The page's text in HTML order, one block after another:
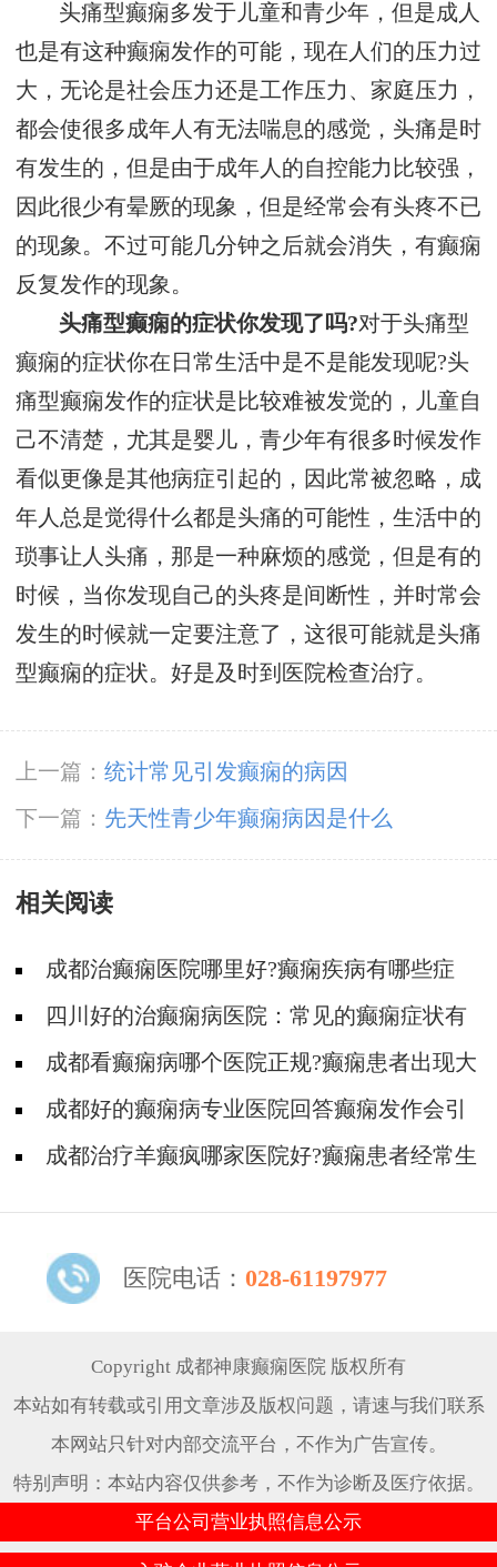
头痛型癫痫多发于儿童和青少年，但是成人
也是有这种癫痫发作的可能，现在人们的压力过
大，无论是社会压力还是工作压力、家庭压力，
都会使很多成年人有无法喘息的感觉，头痛是时
有发生的，但是由于成年人的自控能力比较强，
因此很少有晕厥的现象，但是经常会有头疼不已
的现象。不过可能几分钟之后就会消失，有癫痫
反复发作的现象。
头痛型癫痫的症状你发现了吗?对于头痛型
癫痫的症状你在日常生活中是不是能发现呢?头
痛型癫痫发作的症状是比较难被发觉的，儿童自
己不清楚，尤其是婴儿，青少年有很多时候发作
看似更像是其他病症引起的，因此常被忽略，成
年人总是觉得什么都是头痛的可能性，生活中的
琐事让人头痛，那是一种麻烦的感觉，但是有的
时候，当你发现自己的头疼是间断性，并时常会
发生的时候就一定要注意了，这很可能就是头痛
型癫痫的症状。好是及时到医院检查治疗。
上一篇： 统计常见引发癫痫的病因
下一篇： 先天性青少年癫痫病因是什么
相关阅读
成都治癫痫医院哪里好?癫痫疾病有哪些症
状? 四川好的治癫痫病医院：常见的癫痫症状有
哪些?成都看癫痫病哪个医院正规?癫痫患者出现大
发作怎么办?
成都好的癫痫病专业医院回答癫痫发作会引
起胸闷吗?
成都治疗羊癫疯哪家医院好?癫痫患者经常生
医院电话： 028-61197977
Copyright 成都神康癫痫医院 版权所有
本站如有转载或引用文章涉及版权问题，请速与我们联系
本网站只针对内部交流平台，不作为广告宣传。
特别声明：本站内容仅供参考，不作为诊断及医疗依据。
平台公司营业执照信息公示